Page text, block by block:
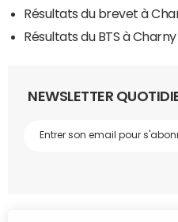
Résultats du brevet à
Résultats du BTS à Charny
NEWSLETTER